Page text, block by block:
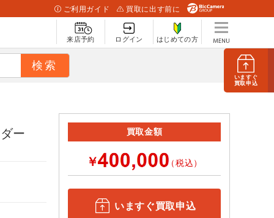
いますぐ
買取申込
ご利用ガイド 買取に出す前に
来店予約 ログイン はじめての方
ー 買取金額
￥ （税込）
いますぐ買取申込